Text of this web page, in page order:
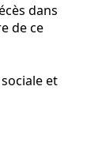
dans
de ce
et